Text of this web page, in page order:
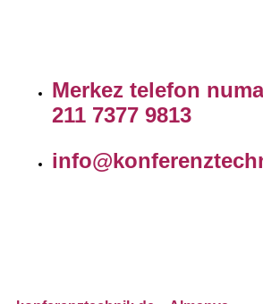
Merkez telefon
211 7377 9813